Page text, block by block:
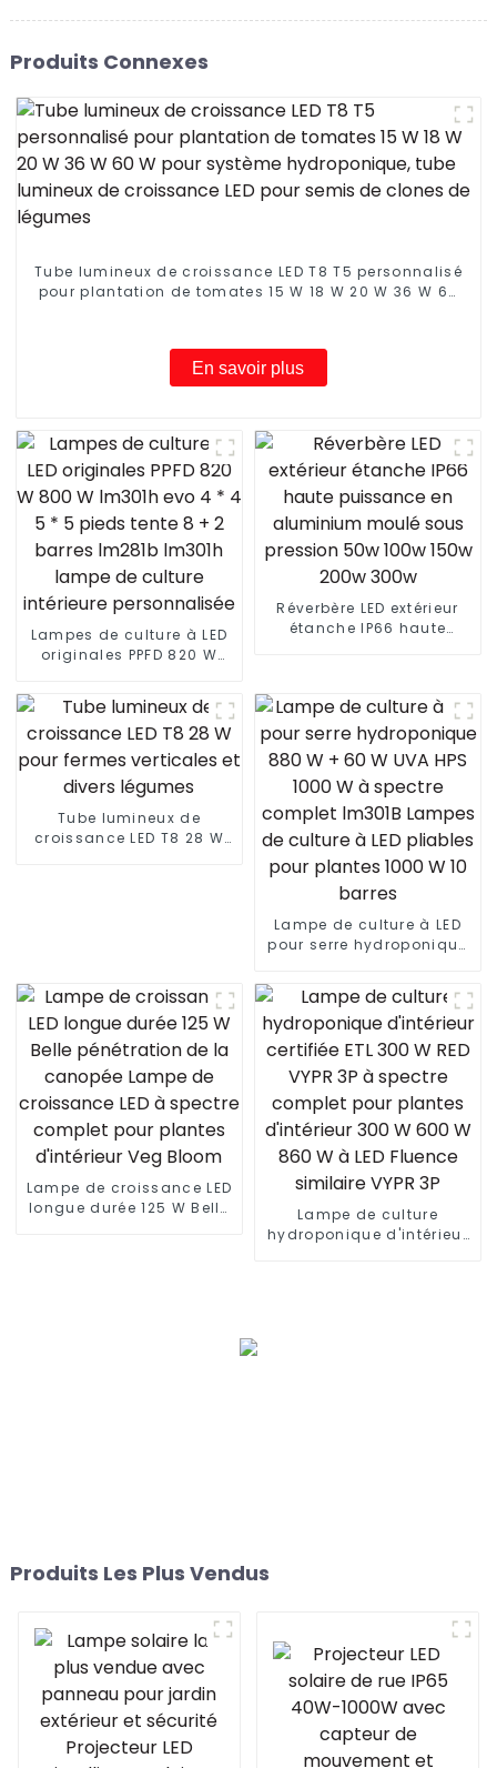
Produits Connexes
Tube lumineux de croissance LED T8 T5 personnalisé
pour plantation de tomates 15 W 18 W 20 W 36 W 60
En savoir plus
Lampes de culture à LED
originales PPFD 820 W
barres lm281b lm301h
lampe de culture
intérieure personnalisée
Réverbère LED extérieur
étanche IP66 haute
Tube lumineux de
croissance LED T8 28 W
Lampe de culture à LED
pour serre hydroponique
1000 W à spectre complet
lm301B Lampes de
culture à LED pliables
pour plantes 1000 W 10
barres
Lampe de croissance LED
longue durée 125 W Belle
Lampe de culture
hydroponique d'intérieur
Produits Les Plus Vendus